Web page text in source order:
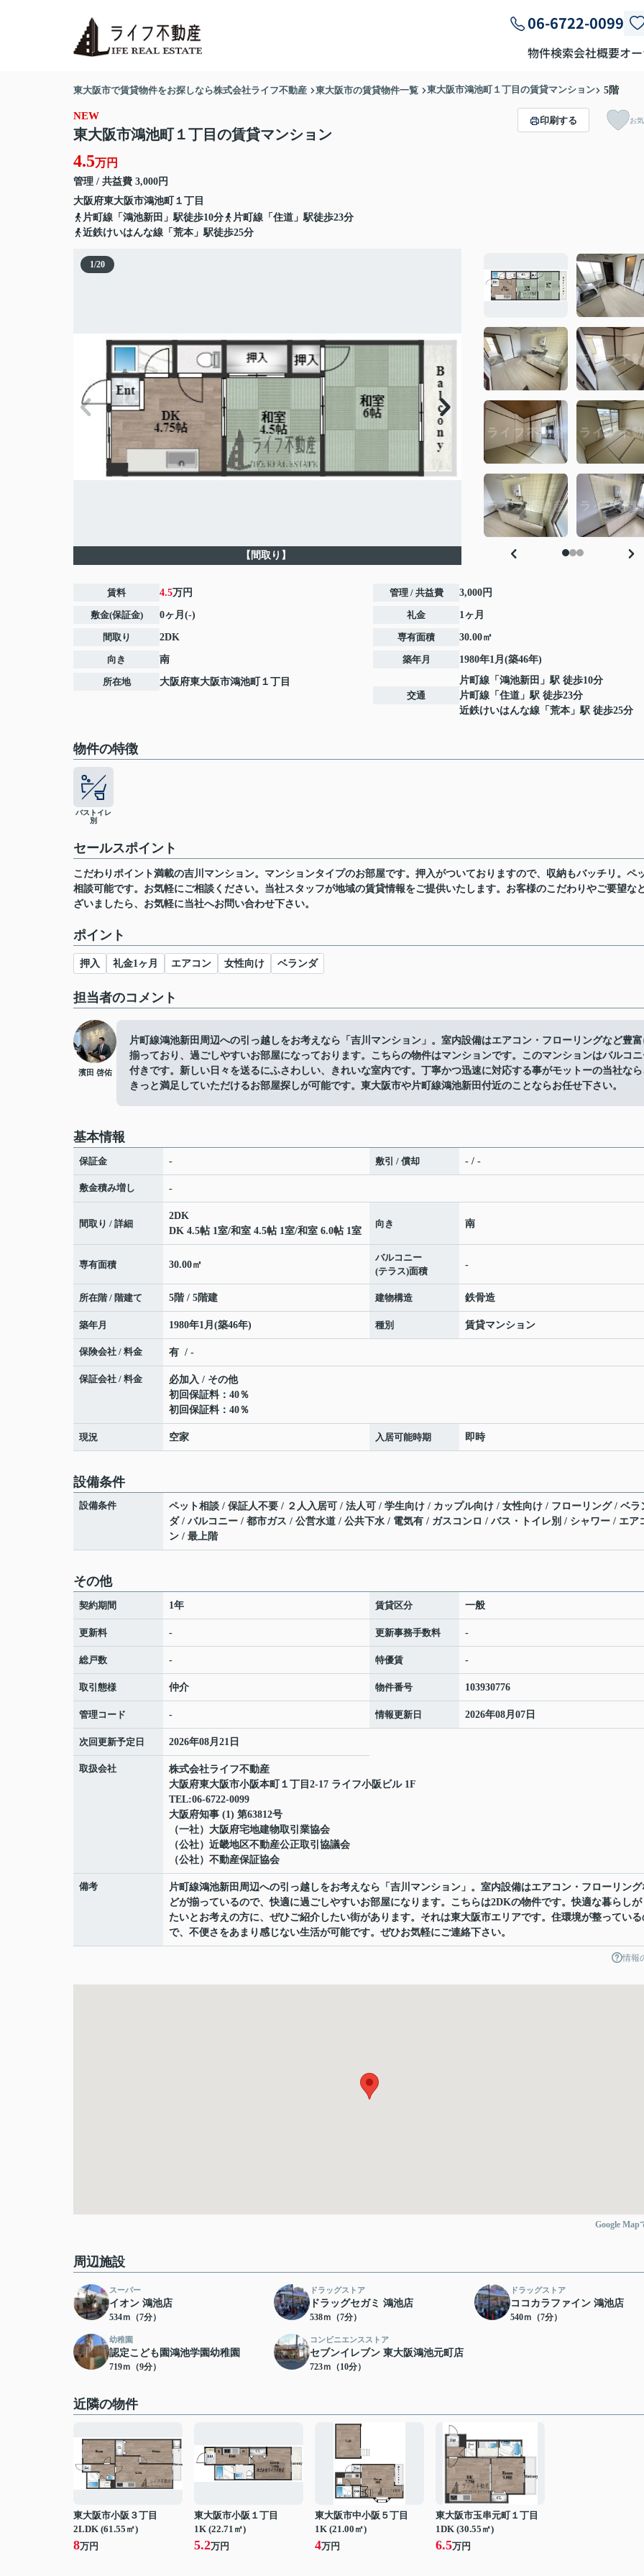
06-6722-0099
物件検索会社概要オ
東大阪市で賃貸物件をお探しなら株式会社ライフ不動産 東大阪市の賃貸物件一覧 東大阪市鴻池町１丁目の賃貸マンション 5階
NEW
東大阪市鴻池町１丁目の賃貸マンション
4.5万円
管理 / 共益費 3,000円
大阪府東大阪市鴻池町
１丁目
片町線「鴻池新田」駅徒歩10分
片町線「住道」駅徒歩23分
近鉄けいはんな線「荒本」駅徒歩25分
印刷する お
1/20
【間取り】
賃料 4.5万円
敷金(保証金) 0ヶ月(-)
間取り 2DK
向き 南
所在地 大阪府東大阪市鴻池町 １丁目
管理 / 共益費 3,000円
礼金 1ヶ月
専有面積 30.00㎡
築年月 1980年1月(築46年)
交通
片町線 「 鴻池新田 」駅 徒歩10分
片町線 「 住道 」駅 徒歩23分
近鉄けいはんな線 「 荒本 」駅 徒歩25分
物件の特徴
バストイレ
別
セールスポイント
こだわりポイント満載の吉川マンション。マンションタイプのお部屋です。押入がついておりますので、収納もバッチリ。ペ
相談可能です。お気軽にご相談ください。当社スタッフが地域の賃貸情報をご提供いたします。お客様のこだわりやご要望な
ざいましたら、お気軽に当社へお問い合わせ下さい。
ポイント
押入 礼金1ヶ月 エアコン 女性向け ベランダ
担当者のコメント
濱田 啓佑
片町線鴻池新田周辺への引っ越しをお考えなら「吉川マンション」。室内設備はエアコン・フローリングなど豊
揃っており、過ごしやすいお部屋になっております。こちらの物件はマンションです。このマンションはバルコ
付きです。新しい日々を送るにふさわしい、きれいな室内です。丁寧かつ迅速に対応する事がモットーの当社な
きっと満足していただけるお部屋探しが可能です。東大阪市や片町線鴻池新田付近のことならお任せ下さい。
基本情報
保証金 - 敷引 / 償却 - / -
敷金積み増し -
間取り / 詳細
2DK
DK 4.5帖 1室/和室 4.5帖 1室/和室 6.0帖 1室
向き 南
専有面積 30.00㎡
バルコニー
(テラス)面積
-
所在階 / 階建て 5階 / 5階建 建物構造 鉄骨造
築年月 1980年1月(築46年) 種別 賃貸マンション
保険会社 / 料金 有 / -
保証会社 / 料金
必加入 / その他
初回保証料：40％
初回保証料：40％
現況 空家 入居可能時期 即時
設備条件
設備条件
ペット相談 / 保証人不要 / ２人入居可 / 法人可 / 学生向け / カップル向け / 女性向け / フローリング / ベラ
ダ / バルコニー / 都市ガス / 公営水道 / 公共下水 / 電気有 / ガスコンロ / バス・トイレ別 / シャワー / エア
ン / 最上階
その他
契約期間 1年 賃貸区分 一般
更新料 - 更新事務手数料 -
総戸数 - 特優賃 -
取引態様 仲介 物件番号 103930776
管理コード - 情報更新日 2026年08月07日
次回更新予定日 2026年08月21日
取扱会社
株式会社ライフ不動産
大阪府東大阪市小阪本町１丁目2-17 ライフ小阪ビル 1F
TEL:06-6722-0099
大阪府知事 (1) 第63812号
（一社）大阪府宅地建物取引業協会
（公社）近畿地区不動産公正取引協議会
（公社）不動産保証協会
備考
片町線鴻池新田周辺への引っ越しをお考えなら「吉川マンション」。室内設備はエアコン・フローリング
どが揃っているので、快適に過ごしやすいお部屋になります。こちらは2DKの物件です。快適な暮らしが
たいとお考えの方に、ぜひご紹介したい街があります。それは東大阪市エリアです。住環境が整っている
で、不便さをあまり感じない生活が可能です。ぜひお気軽にご連絡下さい。
情報
Google Map
周辺施設
スーパー
イオン 鴻池店
534ｍ（7分）
ドラッグストア
ドラッグセガミ 鴻池店
538ｍ（7分）
ドラッグストア
ココカラファイン 鴻池店
540ｍ（7分）
幼稚園
認定こども園鴻池学園幼稚園
719ｍ（9分）
コンビニエンスストア
セブンイレブン 東大阪鴻池元町店
723ｍ（10分）
近隣の物件
東大阪市小阪３丁目
2LDK (61.55㎡)
8万円
東大阪市小阪１丁目
1K (22.71㎡)
5.2万円
東大阪市中小阪５丁目
1K (21.00㎡)
4万円
東大阪市玉串元町１丁目
1DK (30.55㎡)
6.5万円